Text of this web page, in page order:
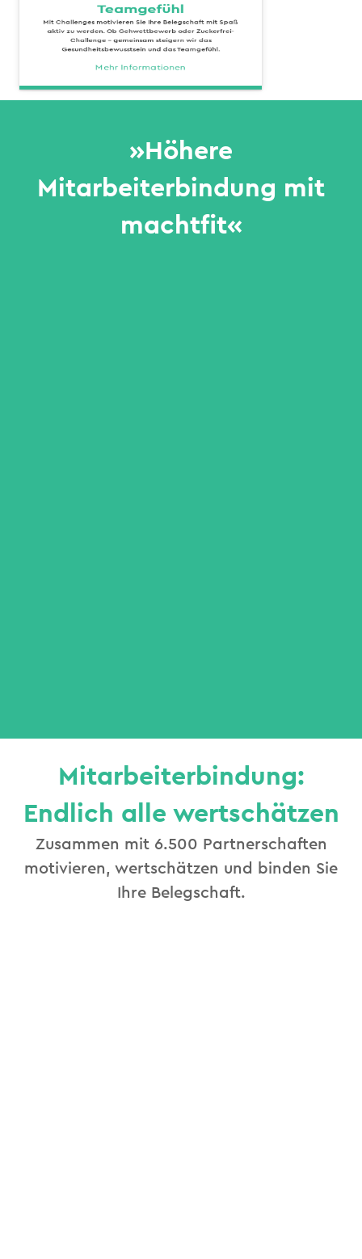
Teamgefühl
Mit Challenges motivieren Sie Ihre Belegschaft mit Spaß
aktiv zu werden. Ob Gehwettbewerb oder Zuckerfrei-
Challenge - gemeinsam steigern wir das
Gesundheitsbewusstsein und das Teamgefühl.
Mehr Informationen
»Höhere
Mitarbeiterbindung mit
machtfit«
Mitarbeiterbindung:
Endlich alle wertschätzen
Zusammen mit 6.500 Partnerschaften
motivieren, wertschätzen und binden Sie
Ihre Belegschaft.